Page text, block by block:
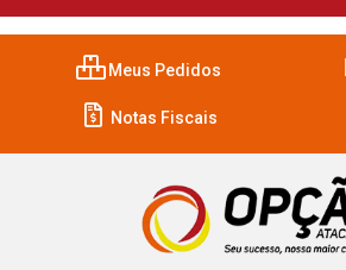
Meus Pedidos
Notas Fiscais